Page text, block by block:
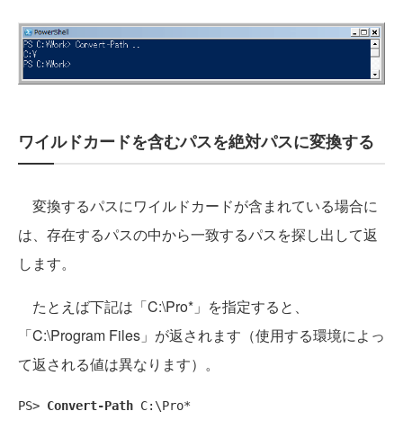
ワイルドカードを含むパスを絶対パスに変換する
変換するパスにワイルドカードが含まれている場合に
は、存在するパスの中から一致するパスを探し出して返
します。
たとえば下記は「C:\Pro*」を指定すると、
「C:\Program Files」が返されます（使用する環境によっ
て返される値は異なります）。
PS> Convert-Path C:\Pro*